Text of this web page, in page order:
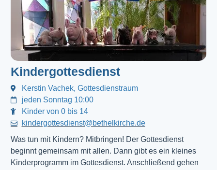
Kindergottesdienst
Kerstin Vachek, Gottesdienstraum
jeden Sonntag 10:00
Kinder von 0 bis 14
kindergottesdienst@bethelkirche.de
Was tun mit Kindern? Mitbringen! Der Gottesdienst
beginnt gemeinsam mit allen. Dann gibt es ein kleines
Kinderprogramm im Gottesdienst. Anschließend gehen